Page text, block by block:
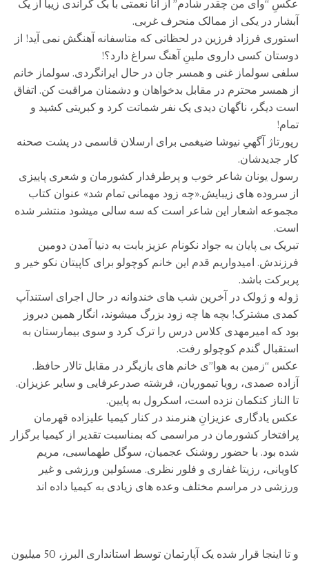
عکسِ “وای من چقدر شادم” از آنا نعمتی با بک گراندی زیبا از یک
آبشار در یکی از ممالک منحرف غربی.
استوری فرزاد فرزین در لحظاتی که متاسفانه آهنگش نمی آید! از
دوستان کسی داروی ملینِ آهنگ سراغ دارد؟!
سلفی سولماز غنی و همسر جان در حال ایرانگردی. سولماز خانم
از همسر محترم در مقابل بدخواهان و دشمنان مراقبت کن. اتفاق
است دیگر، ناگهان دیدی یک نفر شماتت کرد و کبریتی کشید و
تمام!
رپورتاژ آگهیِ نیوشا ضیغمی برای ارسلان قاسمی در پشت صحنه
کار جدیدشان.
رسول یونان شاعر خوب و پرطرفدار کشورمان و شعری پاییزی
از سروده های زیبایش.«چه زود مهمانی تمام شد» عنوان کتاب
مجموعه اشعار این شاعر است که سه سالی میشود منتشر شده
است.
تبریک بی پایان به جواد نکونام عزیز بابت به دنیا آمدن دومین
فرزندش. امیدواریم قدم این خانم کوچولو برای کاپیتان نکو خیر و
پربرکت باشد.
ژوله و ژولک در آخرین شب های خندوانه در حال اجرای استندآپ
کمدی مشترک! بچه ها چه زود بزرگ میشوند، انگار همین دیروز
بود که امیرمهدی کلاس درس را ترک کرد و سوی بیمارستان به
استقبال گندم کوچولو رفت.
عکس “زمین به هوا”ی خانم های بازیگر در مقابل تالار حافظ.
آزاده صمدی، رویا تیموریان، فرشته صدرعرفایی و سایر عزیزان.
تا الناز کتکمان نزده است، اسکرول به پایین.
عکس یادگاری عزیزانِ هنرمند در کنار کیمیا علیزاده قهرمان
پرافتخار کشورمان در مراسمی که بمناسبت تقدیر از کیمیا برگزار
شده بود. با حضور روشنک عجمیان، سوگل طهماسبی، مریم
کاویانی، رزیتا غفاری و فلور نظری. مسئولین ورزشی و غیر
ورزشی در مراسم مختلف وعده های زیادی به کیمیا داده اند
و تا اینجا قرار شده یک آپارتمان توسط استانداری البرز، 50 میلیون